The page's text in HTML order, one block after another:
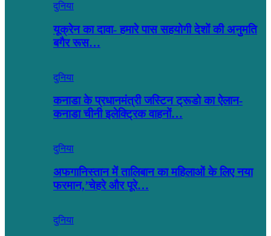
दुनिया
यूक्रेन का दावा- हमारे पास सहयोगी देशों की अनुमति
बगैर रूस…
दुनिया
कनाडा के प्रधानमंत्री जस्टिन ट्रूडो का ऐलान-
कनाडा चीनी इलेक्ट्रिक वाहनों…
दुनिया
अफगानिस्तान में तालिबान का महिलाओं के लिए नया
फरमान,’चेहरे और पूरे…
दुनिया